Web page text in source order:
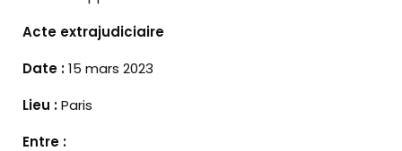
Acte extrajudiciaire
Date :15 mars 2023
Lieu :Paris
Entre :